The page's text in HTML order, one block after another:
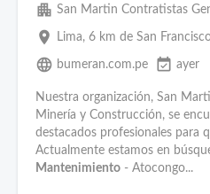
apartment San Martin Contratistas
place Lima, 6 km de San
language bumeran.com.pe event_available ayer
Nuestra organización, San
Minería y Construcción, se
destacados profesionales para
Actualmente estamos en
Mantenimiento - Atocongo...